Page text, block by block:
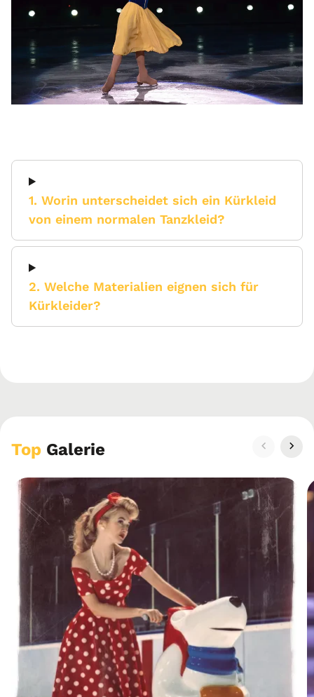
1. Worin unterscheidet sich ein Kürkleid
von einem normalen Tanzkleid?
2. Welche Materialien eignen sich für
Kürkleider?
Top Galerie